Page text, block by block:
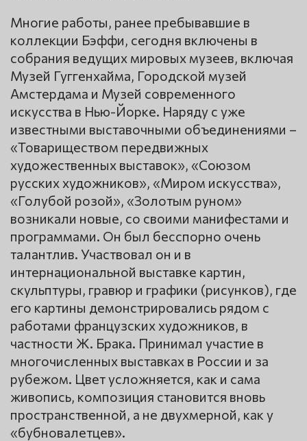
Многие работы, ранее пребывавшие в
коллекции Бэффи, сегодня включены в
собрания ведущих мировых музеев, включая
Музей Гуггенхайма, Городской музей
Амстердама и Музей современного
искусства в Нью-Йорке. Наряду с уже
известными выставочными объединениями –
«Товариществом передвижных
художественных выставок», «Союзом
русских художников», «Миром искусства»,
«Голубой розой», «Золотым руном»
возникали новые, со своими манифестами и
программами. Он был бесспорно очень
талантлив. Участвовал он и в
интернациональной выставке картин,
скульптуры, гравюр и графики (рисунков), где
его картины демонстрировались рядом с
работами французских художников, в
частности Ж. Брака. Принимал участие в
многочисленных выставках в России и за
рубежом. Цвет усложняется, как и сама
живопись, композиция становится вновь
пространственной, а не двухмерной, как у
«бубновалетцев».